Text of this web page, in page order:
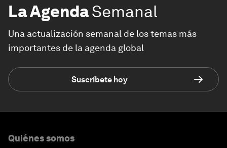
La AgendaSemanal
Una actualización semanal de los temas más
importantes de la agenda global
Suscríbete hoy
Quiénes somos